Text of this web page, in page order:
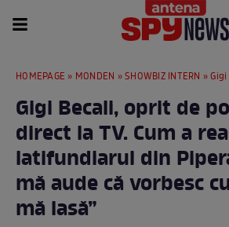
HOMEPAGE » MONDEN »SHOWBIZ INTERN » Gigi Becali, oprit de
Gigi Becali, oprit de
direct la TV. Cum a
latifundiarul din
mă aude că vorbesc
mă lasă”